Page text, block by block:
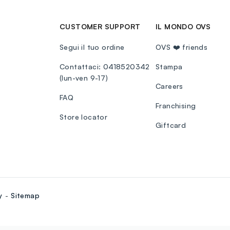
CUSTOMER SUPPORT
Segui il tuo ordine
Contattaci: 0418520342
(lun-ven 9-17)
FAQ
Store locator
IL MONDO OVS
OVS ❤️ friends
Stampa
Careers
Franchising
Giftcard
Sitemap